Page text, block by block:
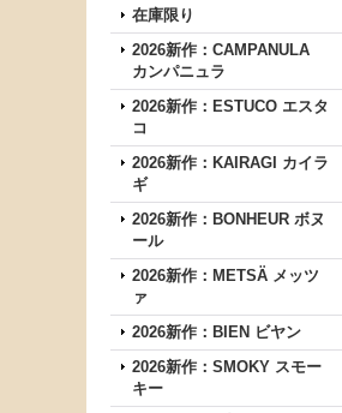
在庫限り
2026新作：CAMPANULA
カンパニュラ
2026新作：ESTUCO エスタ
コ
2026新作：KAIRAGI カイラ
ギ
2026新作：BONHEUR ボヌ
ール
2026新作：METSÄ メッツ
ァ
2026新作：BIEN ビヤン
2026新作：SMOKY スモー
キー